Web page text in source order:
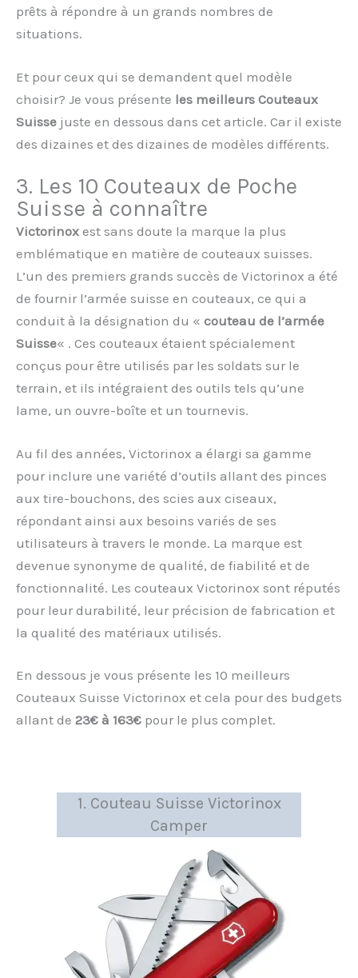
prêts à répondre à un grands nombres de
situations.
Et pour ceux qui se demandent quel modèle
choisir? Je vous présente les meilleurs Couteaux
Suisse juste en dessous dans cet article. Car il existe
des dizaines et des dizaines de modèles différents.
3. Les 10 Couteaux de Poche
Suisse à connaître
Victorinox est sans doute la marque la plus
emblématique en matière de couteaux suisses.
L’un des premiers grands succès de Victorinox a été
de fournir l’armée suisse en couteaux, ce qui a
conduit à la désignation du « couteau de l’armée
Suisse« . Ces couteaux étaient spécialement
conçus pour être utilisés par les soldats sur le
terrain, et ils intégraient des outils tels qu’une
lame, un ouvre-boîte et un tournevis.
Au fil des années, Victorinox a élargi sa gamme
pour inclure une variété d’outils allant des pinces
aux tire-bouchons, des scies aux ciseaux,
répondant ainsi aux besoins variés de ses
utilisateurs à travers le monde. La marque est
devenue synonyme de qualité, de fiabilité et de
fonctionnalité. Les couteaux Victorinox sont réputés
pour leur durabilité, leur précision de fabrication et
la qualité des matériaux utilisés.
En dessous je vous présente les 10 meilleurs
Couteaux Suisse Victorinox et cela pour des budgets
allant de 23€ à 163€ pour le plus complet.
1. Couteau Suisse Victorinox
Camper